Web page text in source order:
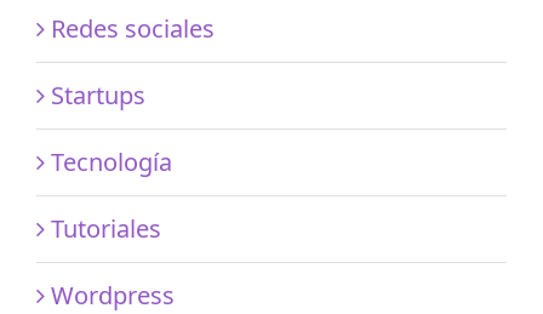
Redes sociales
Startups
Tecnología
Tutoriales
Wordpress